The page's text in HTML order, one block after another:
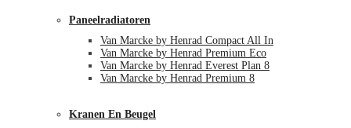
Paneelradiatoren
Van Marcke by Henrad Compact All In
Van Marcke by Henrad Premium Eco
Van Marcke by Henrad Everest Plan 8
Van Marcke by Henrad Premium 8
Kranen En Beugel